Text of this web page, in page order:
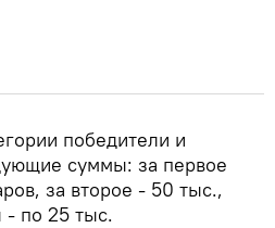
победители и
суммы: за первое
за второе - 50 тыс.,
- по 25 тыс.